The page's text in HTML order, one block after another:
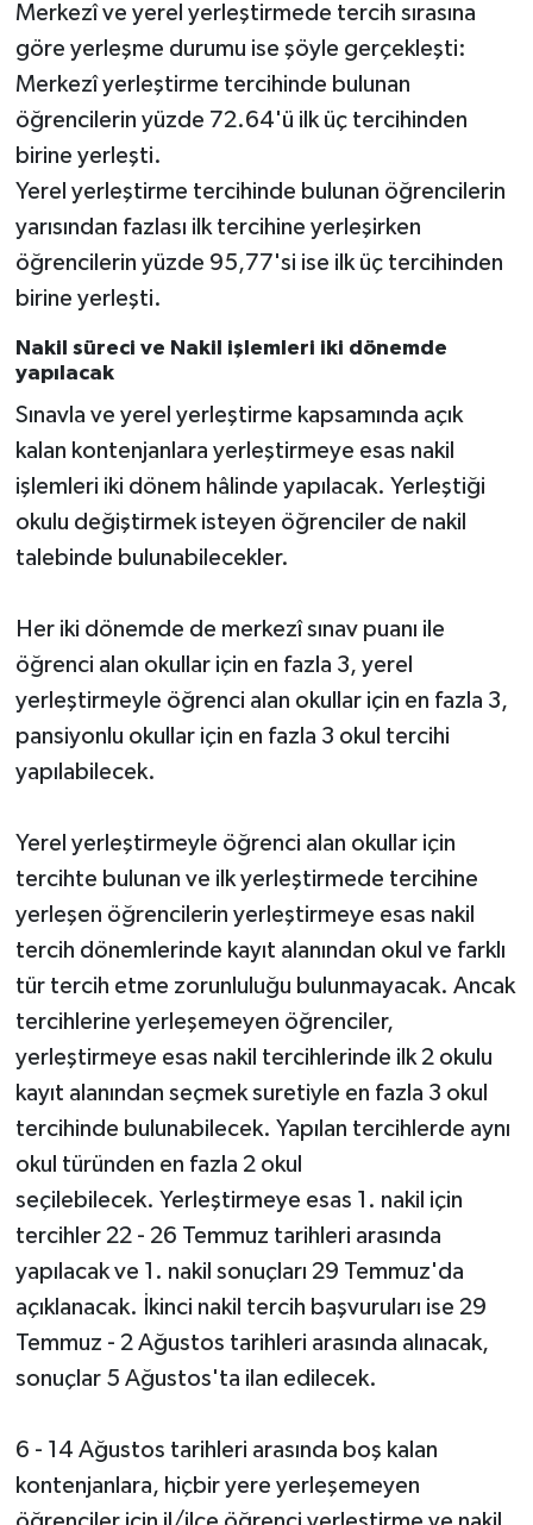
Merkezî ve yerel yerleştirmede tercih sırasına
göre yerleşme durumu ise şöyle gerçekleşti:
Merkezî yerleştirme tercihinde bulunan
öğrencilerin yüzde 72.64'ü ilk üç tercihinden
birine yerleşti.
Yerel yerleştirme tercihinde bulunan öğrencilerin
yarısından fazlası ilk tercihine yerleşirken
öğrencilerin yüzde 95,77'si ise ilk üç tercihinden
birine yerleşti.
Nakil süreci ve Nakil işlemleri iki dönemde
yapılacak
Sınavla ve yerel yerleştirme kapsamında açık
kalan kontenjanlara yerleştirmeye esas nakil
işlemleri iki dönem hâlinde yapılacak. Yerleştiği
okulu değiştirmek isteyen öğrenciler de nakil
talebinde bulunabilecekler.
Her iki dönemde de merkezî sınav puanı ile
öğrenci alan okullar için en fazla 3, yerel
yerleştirmeyle öğrenci alan okullar için en fazla 3,
pansiyonlu okullar için en fazla 3 okul tercihi
yapılabilecek.
Yerel yerleştirmeyle öğrenci alan okullar için
tercihte bulunan ve ilk yerleştirmede tercihine
yerleşen öğrencilerin yerleştirmeye esas nakil
tercih dönemlerinde kayıt alanından okul ve farklı
tür tercih etme zorunluluğu bulunmayacak. Ancak
tercihlerine yerleşemeyen öğrenciler,
yerleştirmeye esas nakil tercihlerinde ilk 2 okulu
kayıt alanından seçmek suretiyle en fazla 3 okul
tercihinde bulunabilecek. Yapılan tercihlerde aynı
okul türünden en fazla 2 okul
seçilebilecek. Yerleştirmeye esas 1. nakil için
tercihler 22 - 26 Temmuz tarihleri arasında
yapılacak ve 1. nakil sonuçları 29 Temmuz'da
açıklanacak. İkinci nakil tercih başvuruları ise 29
Temmuz - 2 Ağustos tarihleri arasında alınacak,
sonuçlar 5 Ağustos'ta ilan edilecek.
6 - 14 Ağustos tarihleri arasında boş kalan
kontenjanlara, hiçbir yere yerleşemeyen